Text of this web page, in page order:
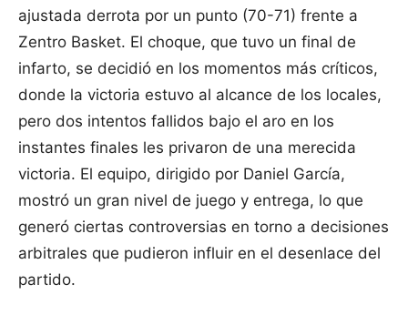
ajustada derrota por un punto (70-71) frente a
Zentro Basket. El choque, que tuvo un final de
infarto, se decidió en los momentos más críticos,
donde la victoria estuvo al alcance de los locales,
pero dos intentos fallidos bajo el aro en los
instantes finales les privaron de una merecida
victoria. El equipo, dirigido por Daniel García,
mostró un gran nivel de juego y entrega, lo que
generó ciertas controversias en torno a decisiones
arbitrales que pudieron influir en el desenlace del
partido.